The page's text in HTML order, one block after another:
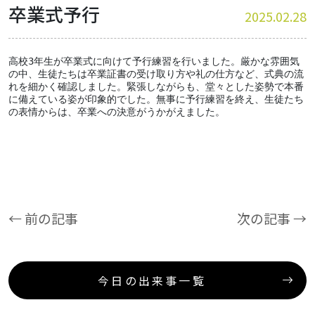
卒業式予行 2025.02.28
高校3年生が卒業式に向けて予行練習を行いました。厳かな雰囲気
の中、生徒たちは卒業証書の受け取り方や礼の仕方など、式典の流
れを細かく確認しました。緊張しながらも、堂々とした姿勢で本番
に備えている姿が印象的でした。無事に予行練習を終え、生徒たち
の表情からは、卒業への決意がうかがえました。
← 前の記事 次の記事 →
今日の出来事一覧